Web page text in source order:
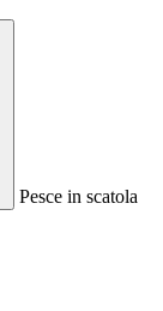
Pesce in scatola